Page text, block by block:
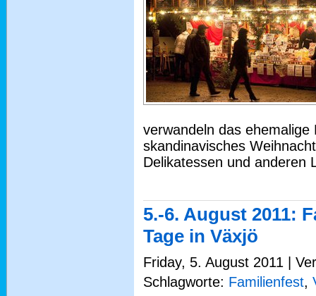
verwandeln das
skandinavisches
Delikatessen und anderen
5.-6. August 2011:
Tage in Växjö
Friday, 5. August 2011 |
Schlagworte: Familienfest,